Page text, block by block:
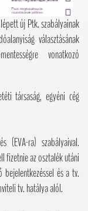
új Ptk. szabályainak
választásának
vonatkozó
társaság, egyéni cég
(EVA-ra) szabályaival.
fizetnie az osztalék utáni
és a tv.
tv. hatálya alól.